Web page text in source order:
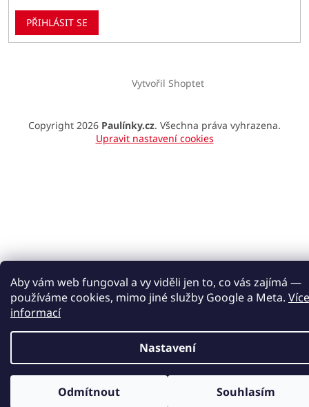
Aby vám web fungoval a vy viděli jen to, co vás zajímá —
používáme cookies, mimo jiné služby Google a Meta. Více
informací
Nastavení
Odmítnout Souhlasím
PŘIHLÁSIT SE
Vytvořil Shoptet
Copyright 2026 Paulínky.cz. Všechna práva vyhrazena.
Upravit nastavení cookies